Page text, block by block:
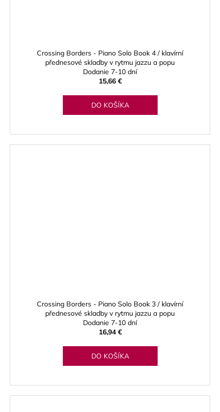
Crossing Borders - Piano Solo Book 4 / klavírní
přednesové skladby v rytmu jazzu a popu
Dodanie 7-10 dní
15,66 €
DO KOŠÍKA
Crossing Borders - Piano Solo Book 3 / klavírní
přednesové skladby v rytmu jazzu a popu
Dodanie 7-10 dní
16,94 €
DO KOŠÍKA